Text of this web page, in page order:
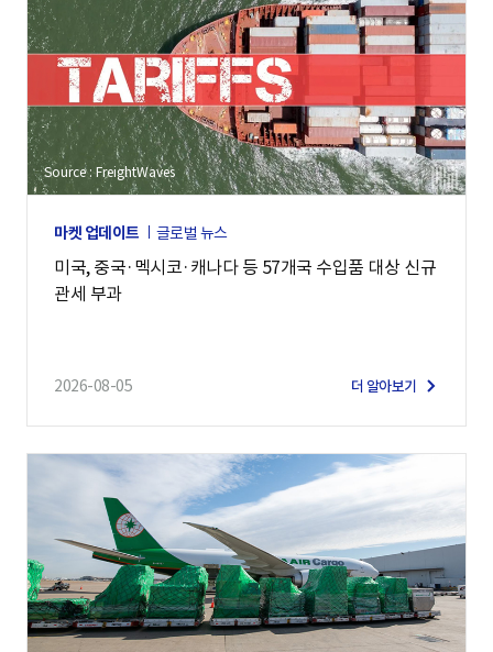
Source : FreightWaves
마켓 업데이트 글로벌 뉴스
미국, 중국·멕시코·캐나다 등 57개국 수입품 대상 신규
관세 부과
2026-08-05 더 알아보기